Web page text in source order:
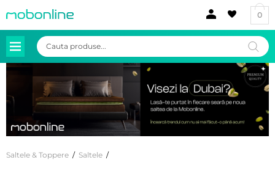
0
Products
search
Saltele & Toppere / Saltele /